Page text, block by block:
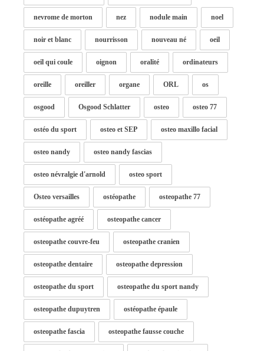
nevrome de morton nez nodule main noel
noir et blanc nourrisson nouveau né oeil
oeil qui coule oignon oralité ordinateurs
oreille oreiller organe ORL os
osgood Osgood Schlatter osteo osteo 77
ostéo du sport osteo et SEP osteo maxillo facial
osteo nandy osteo nandy fascias
osteo névralgie d'arnold osteo sport
Osteo versailles ostéopathe osteopathe 77
ostéopathe agréé osteopathe cancer
osteopathe couvre-feu osteopathe cranien
osteopathe dentaire osteopathe depression
osteopathe du sport osteopathe du sport nandy
osteopathe dupuytren ostéopathe épaule
osteopathe fascia osteopathe fausse couche